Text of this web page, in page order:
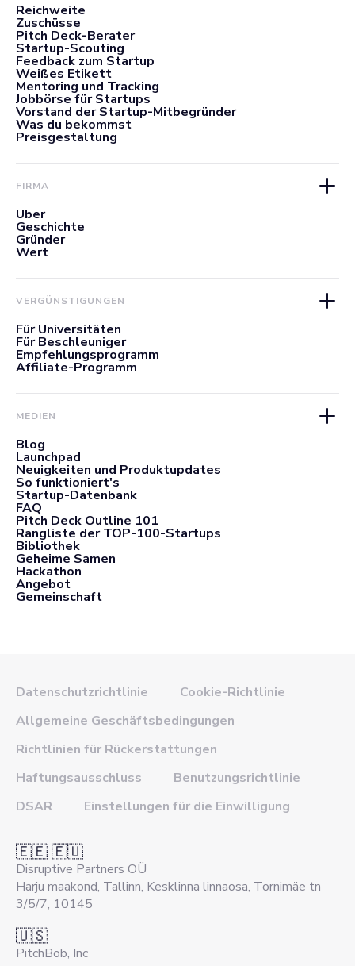
Reichweite
Zuschüsse
Pitch Deck-Berater
Startup-Scouting
Feedback zum Startup
Weißes Etikett
Mentoring und Tracking
Jobbörse für Startups
Vorstand der Startup-Mitbegründer
Was du bekommst
Preisgestaltung
FIRMA
Über
Geschichte
Gründer
Wert
VERGÜNSTIGUNGEN
Für Universitäten
Für Beschleuniger
Empfehlungsprogramm
Affiliate-Programm
MEDIEN
Blog
Launchpad
Neuigkeiten und Produktupdates
So funktioniert's
Startup-Datenbank
FAQ
Pitch Deck Outline 101
Rangliste der TOP-100-Startups
Bibliothek
Geheime Samen
Hackathon
Angebot
Gemeinschaft
Datenschutzrichtlinie
Cookie-Richtlinie
Allgemeine Geschäftsbedingungen
Richtlinien für Rückerstattungen
Haftungsausschluss
Benutzungsrichtlinie
DSAR
Einstellungen für die Einwilligung
🇪🇪 🇪🇺
Disruptive Partners OÜ
Harju maakond, Tallinn, Kesklinna linnaosa, Tornimäe tn
3/5/7, 10145
🇺🇸
PitchBob, Inc